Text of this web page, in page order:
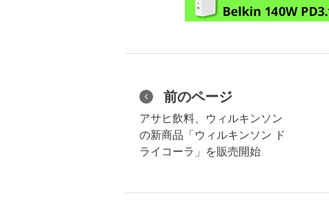
前のページ
アサヒ飲料、ウィルキンソン
の新商品「ウィルキンソン ド
ライコーラ」を販売開始